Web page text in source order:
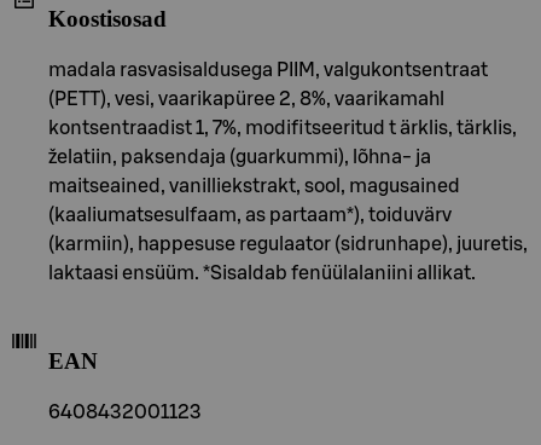
Koostisosad
madala rasvasisaldusega PIIM, valgukontsentraat
(PETT), vesi, vaarikapüree 2, 8%, vaarikamahl
kontsentraadist 1, 7%, modifitseeritud t ärklis, tärklis,
želatiin, paksendaja (guarkummi), lõhna- ja
maitseained, vanilliekstrakt, sool, magusained
(kaaliumatsesulfaam, as partaam*), toiduvärv
(karmiin), happesuse regulaator (sidrunhape), juuretis,
laktaasi ensüüm. *Sisaldab fenüülalaniini allikat.
EAN
6408432001123